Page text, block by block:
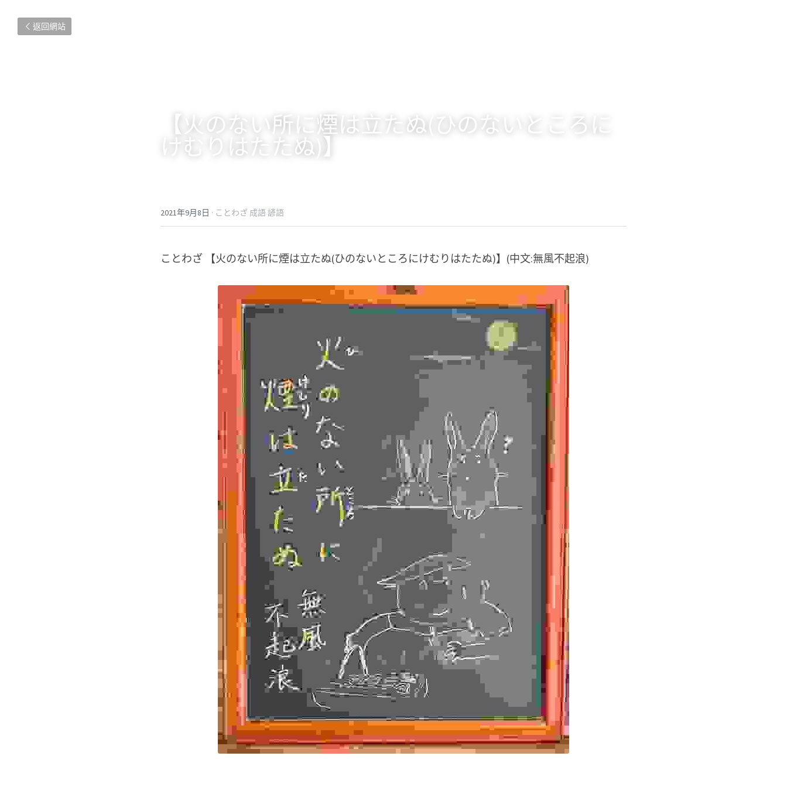
返回網站
【火のない所に煙は立たぬ(ひのないところに
けむりはたたぬ)】
2021年9月8日 · ことわざ 成語 諺語
ことわざ 【火のない所に煙は立たぬ(ひのないところにけむりはたたぬ)】(中文:無風不起浪)